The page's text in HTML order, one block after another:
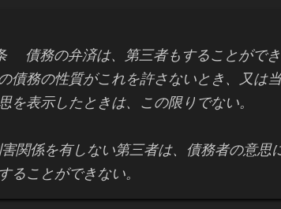
債務の弁済は、第三者もすることがで
債務の性質がこれを許さないとき、又は
を表示したときは、この限りでない。
関係を有しない第三者は、債務者の意思
ることができない。